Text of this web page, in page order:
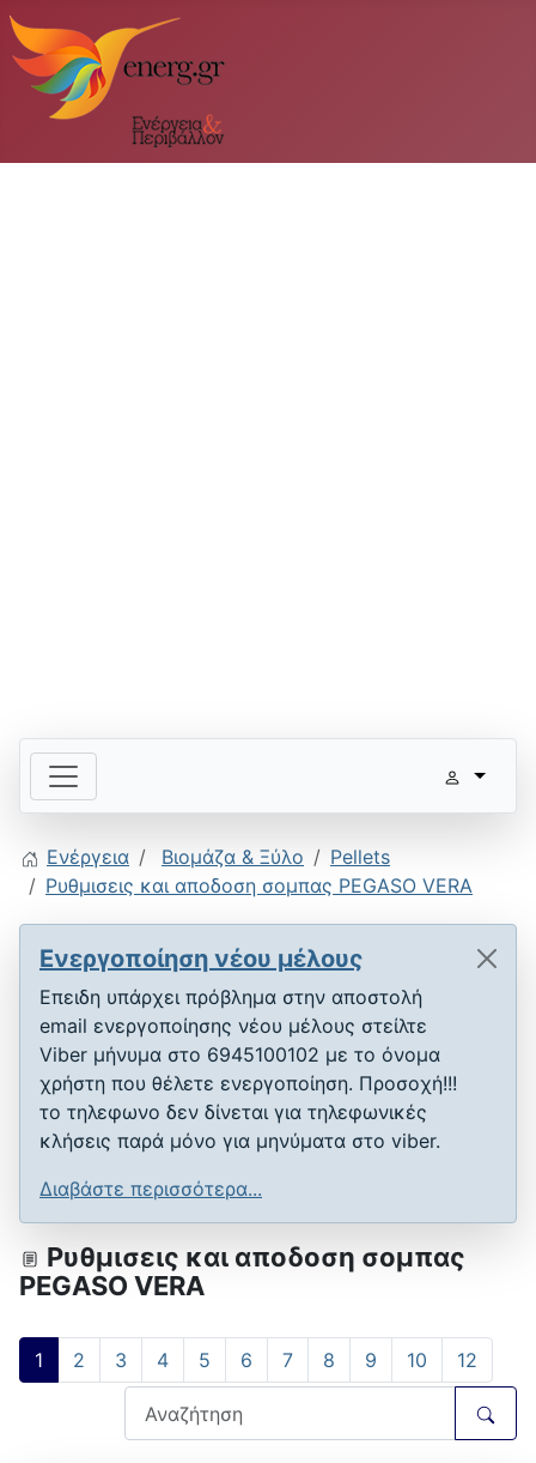
Ενέργεια Βιομάζα & Ξύλο
Pellets
Ρυθμισεις και αποδοση σομπας PEGASO VERA
Ενεργοποίηση νέου μέλους
Επειδη υπάρχει πρόβλημα στην αποστολή
email ενεργοποίησης νέου μέλους στείλτε
Viber μήνυμα στο 6945100102 με το όνομα
χρήστη που θέλετε ενεργοποίηση. Προσοχή!!!
το τηλεφωνο δεν δίνεται για τηλεφωνικές
κλήσεις παρά μόνο για μηνύματα στο viber.
Διαβάστε περισσότερα...
Ρυθμισεις και αποδοση σομπας
PEGASO VERA
1 2 3 4 5 6 7 8 9 10 12